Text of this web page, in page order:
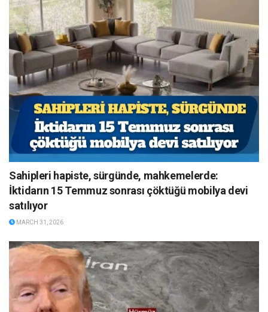
Sahipleri hapiste, sürgünde, mahkemelerde:
İktidarın 15 Temmuz sonrası çöktüğü mobilya devi
satılıyor
MARCH 31, 2026